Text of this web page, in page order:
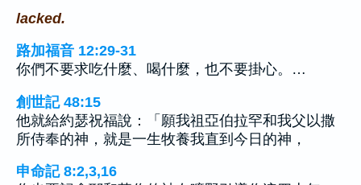
lacked.
路加福音 12:29-31
你們不要求吃什麼、喝什麼，也不要掛心。…
創世記 48:15
他就給約瑟祝福說：「願我祖亞伯拉罕和我父以撒
所侍奉的神，就是一生牧養我直到今日的神，
申命記 8:2,3,16